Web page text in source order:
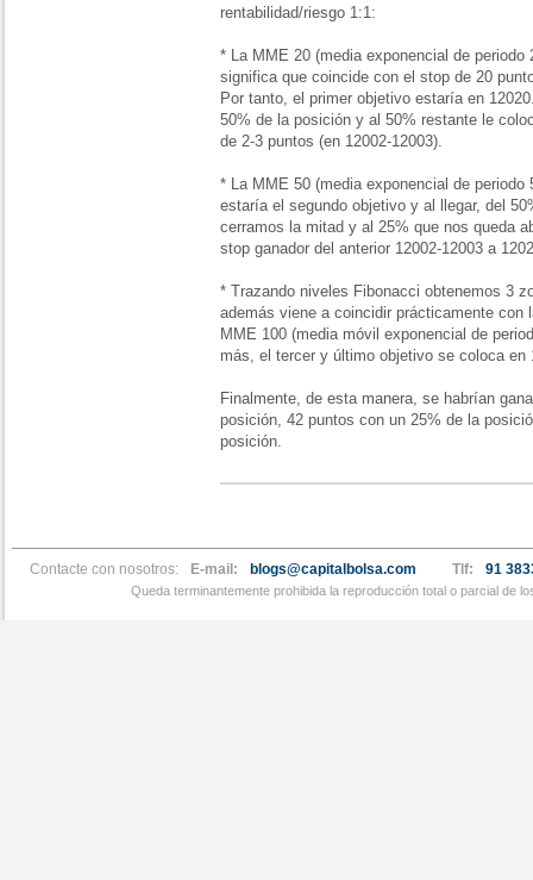
rentabilidad/riesgo 1:1:
* La MME 20 (media exponencial de
significa que coincide con el stop de 20
Por tanto, el primer objetivo estaría en
50% de la posición y al 50% restante le
de 2-3 puntos (en 12002-12003).
* La MME 50 (media exponencial de periodo
estaría el segundo objetivo y al llegar, del
cerramos la mitad y al 25% que nos queda
stop ganador del anterior 12002-12003 a
* Trazando niveles Fibonacci obtenemos 3
además viene a coincidir prácticamente con
MME 100 (media móvil exponencial de
más, el tercer y último objetivo se coloca en
Finalmente, de esta manera, se habrían
posición, 42 puntos con un 25% de la
posición.
Contacte con nosotros: E-mail: blogs@capitalbolsa.com Tlf: 91
Queda terminantemente prohibida la reproducción total o parcial de